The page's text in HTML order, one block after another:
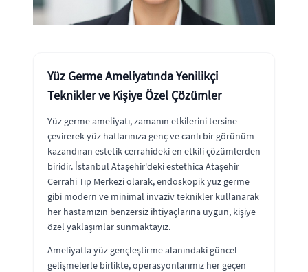
Yüz Germe Ameliyatında Yenilikçi
Teknikler ve Kişiye Özel Çözümler
Yüz germe ameliyatı, zamanın etkilerini tersine
çevirerek yüz hatlarınıza genç ve canlı bir görünüm
kazandıran estetik cerrahideki en etkili çözümlerden
biridir. İstanbul Ataşehir'deki estethica Ataşehir
Cerrahi Tıp Merkezi olarak, endoskopik yüz germe
gibi modern ve minimal invaziv teknikler kullanarak
her hastamızın benzersiz ihtiyaçlarına uygun, kişiye
özel yaklaşımlar sunmaktayız.
Ameliyatla yüz gençleştirme alanındaki güncel
gelişmelerle birlikte, operasyonlarımız her geçen